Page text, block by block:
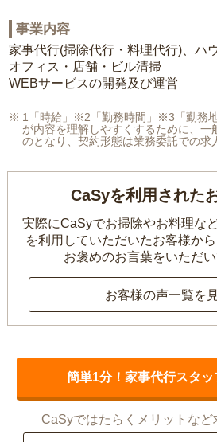
事業内容
家事代行(掃除代行・料理代行)、ハ
オフィス・店舗・ビル清掃
WEBサービスの開発及び運営
1「時給」※2「勤務時間」※3「勤務
が内容を理解しやすくするために、一
のとなり、契約形態は業務委託での求
CaSyを利用された
実際にCaSyでお掃除やお料理な
を利用していただいたお客様から
お褒めのお言葉をいただい
お客様の声一覧を
簡単1分！家事代行スタ
CaSyではたらくメリットなど